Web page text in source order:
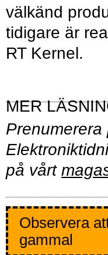
välkänd
tidigare är
RT Kernel.
Prenumerera
på vårt
Observera
gammal